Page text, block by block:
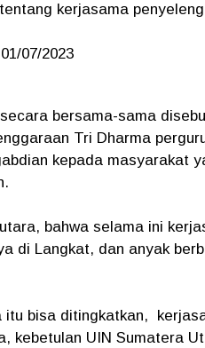
kerjasama
07/2023
bersama-sama
Tri Dharma
kepada masyarakat
bahwa selama ini
di Langkat, dan anyak
itu bisa ditingkatkan,
kebetulan UIN Sumatera